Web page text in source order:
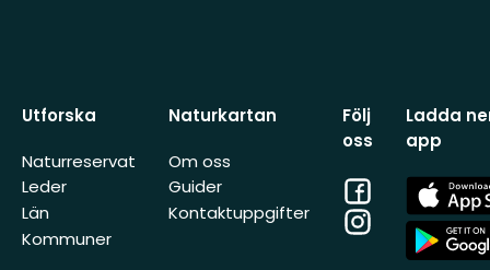
Utforska
Naturreservat
Leder
Län
Kommuner
Naturkartan
Om oss
Guider
Kontaktuppgifter
Följ
oss
Facebook
Instagram
Ladda
app
App
Store
App
Store